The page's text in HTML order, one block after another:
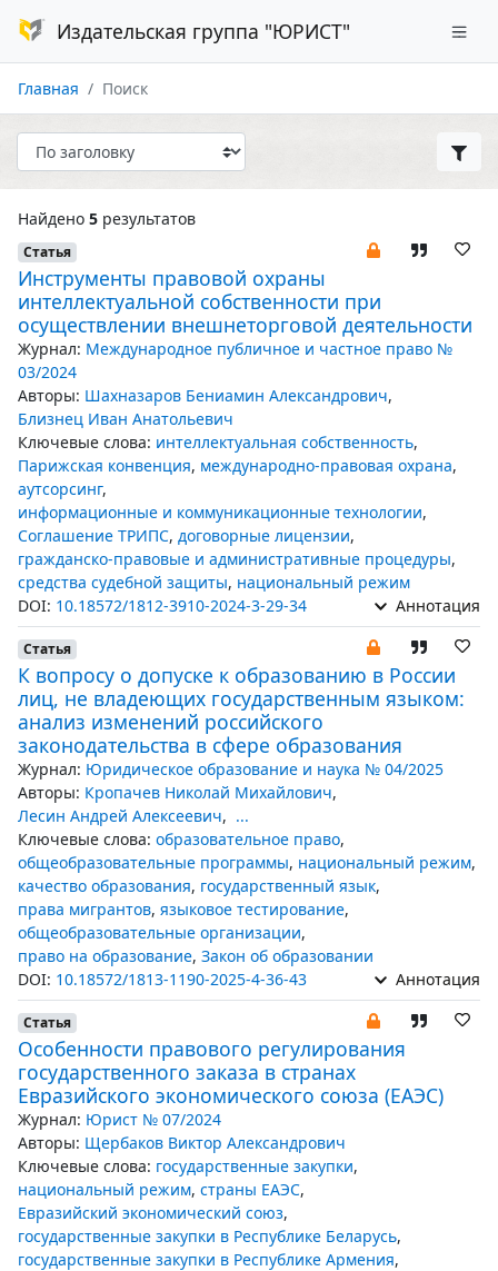
Издательская группа "ЮРИСТ"
Главная Поиск
Найдено 5 результатов
Статья
Инструменты правовой охраны
интеллектуальной собственности при
осуществлении внешнеторговой деятельности
Журнал: Международное публичное и частное право №
03/2024
Авторы: Шахназаров Бениамин Александрович,
Близнец Иван Анатольевич
Ключевые слова: интеллектуальная собственность,
Парижская конвенция, международно-правовая охрана,
аутсорсинг,
информационные и коммуникационные технологии,
Соглашение ТРИПС, договорные лицензии,
гражданско-правовые и административные процедуры,
средства судебной защиты, национальный режим
DOI: 10.18572/1812-3910-2024-3-29-34 Аннотация
Статья
К вопросу о допуске к образованию в России
лиц, не владеющих государственным языком:
анализ изменений российского
законодательства в сфере образования
Журнал: Юридическое образование и наука № 04/2025
Авторы: Кропачев Николай Михайлович,
Лесин Андрей Алексеевич, ...
Ключевые слова: образовательное право,
общеобразовательные программы, национальный режим,
качество образования, государственный язык,
права мигрантов, языковое тестирование,
общеобразовательные организации,
право на образование, Закон об образовании
DOI: 10.18572/1813-1190-2025-4-36-43 Аннотация
Статья
Особенности правового регулирования
государственного заказа в странах
Евразийского экономического союза (ЕАЭС)
Журнал: Юрист № 07/2024
Авторы: Щербаков Виктор Александрович
Ключевые слова: государственные закупки,
национальный режим, страны ЕАЭС,
Евразийский экономический союз,
государственные закупки в Республике Беларусь,
государственные закупки в Республике Армения,